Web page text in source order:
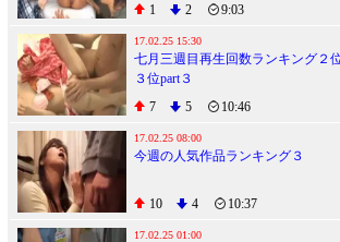
1
2 9:03
17.02.25 15:30
七月三週目再生回数ランキング２
３位part３
7
5 10:46
17.02.25 08:00
今週の人気作品ランキング３
10 4 10:37
17.02.25 01:00